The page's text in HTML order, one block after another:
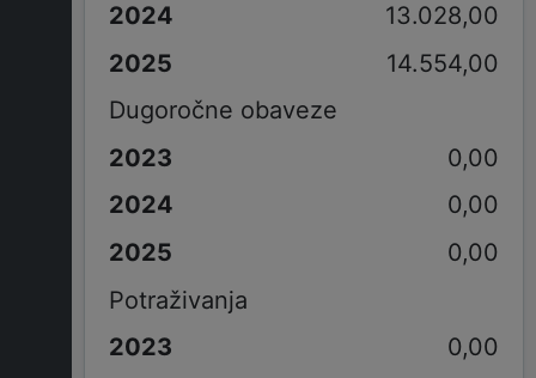
13.028,00
14.554,00
Dugoročne obaveze
0,00
0,00
0,00
Potraživanja
0,00